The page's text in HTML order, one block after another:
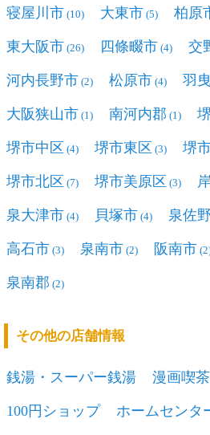
寝屋川市 (10) 大東市 (5) 柏原
東大阪市 (26) 四條畷市 (4) 交
河内長野市 (2) 松原市 (4) 羽
大阪狭山市 (1) 南河内郡 (1)
堺市中区 (4) 堺市東区 (3) 堺
堺市北区 (7) 堺市美原区 (3)
泉大津市 (4) 貝塚市 (4) 泉佐
高石市 (3) 泉南市 (2) 阪南市
泉南郡 (2)
その他の店舗情報
銭湯・スーパー銭湯 漫画喫茶
100円ショップ ホームセンタ